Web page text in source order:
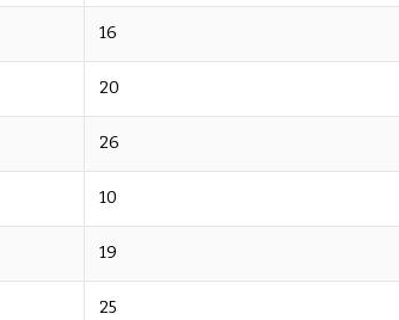
16
20
26
10
19
25